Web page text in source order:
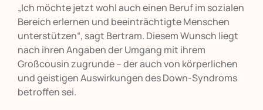
„Ich möchte jetzt wohl auch einen Beruf im sozialen
Bereich erlernen und beeinträchtigte Menschen
unterstützen“, sagt Bertram. Diesem Wunsch liegt
nach ihren Angaben der Umgang mit ihrem
Großcousin zugrunde – der auch von körperlichen
und geistigen Auswirkungen des Down-Syndroms
betroffen sei.